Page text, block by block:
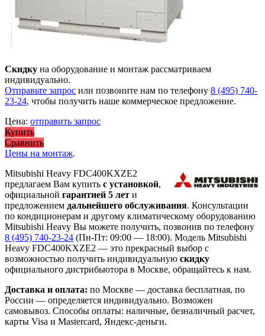
Скидку на оборудование и монтаж рассматриваем
индивидуально.
Отправьте запрос или позвоните нам по телефону 8 (495) 740-
23-24, чтобы получить наше коммерческое предложение.
Цена: отправить запрос
Купить
Сравнить
Цены на монтаж.
Mitsubishi Heavy FDC400KXZE2
предлагаем Вам купить с установкой,
официальной гарантией 5 лет и
предложением дальнейшего обслуживания. Консультации
по кондиционерам и другому климатическому оборудованию
Mitsubishi Heavy Вы можете получить, позвонив по телефону
8 (495) 740-23-24 (Пн-Пт: 09:00 — 18:00). Модель Mitsubishi
Heavy FDC400KXZE2 — это прекрасный выбор с
возможностью получить индивидуальную скидку
официального дистрибьютора в Москве, обращайтесь к нам.
Доставка и оплата: по Москве — доставка бесплатная, по
России — определяется индивидуально. Возможен
самовывоз. Способы оплаты: наличные, безналичный расчет,
карты Visa и Mastercard, Яндекс-деньги.